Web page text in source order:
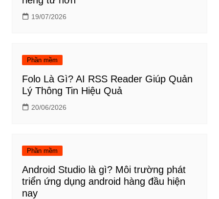
19/07/2026
Phần mềm
Folo Là Gì? AI RSS Reader Giúp Quản
Lý Thông Tin Hiệu Quả
20/06/2026
Phần mềm
Android Studio là gì? Môi trường phát
triển ứng dụng android hàng đầu hiện
nay